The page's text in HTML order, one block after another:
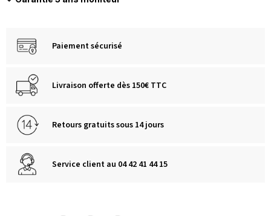
Paiement sécurisé
Livraison offerte dès 150€ TTC
Retours gratuits sous 14 jours
Service client au 04 42 41 44 15